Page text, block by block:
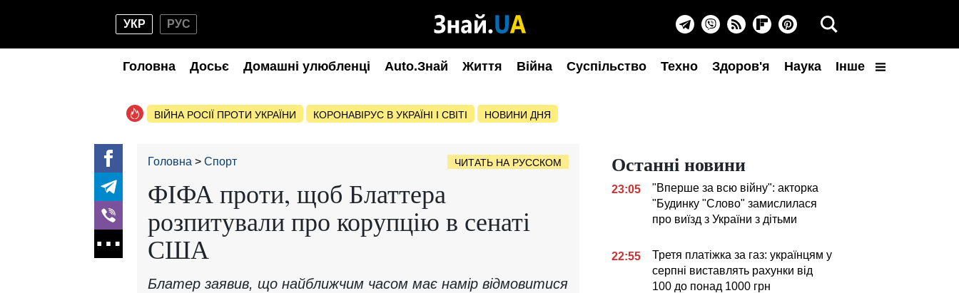
УКР РУС
Головна Досьє Домашні улюбленці Auto.Знай Життя Війна Суспільство Техно Здоров'я Наука Інше
ВІЙНА РОСІЇ ПРОТИ УКРАЇНИ КОРОНАВІРУС В УКРАЇНІ І СВІТІ НОВИНИ ДНЯ
Головна Спорт ЧИТАТЬ НА РУССКОМ
ФІФА проти, щоб Блаттера
розпитували про корупцію в сенаті
США
Блатер заявив, що найближчим часом має намір відмовитися
Останні новини
23:05
"Вперше за всю війну": акторка
"Будинку "Слово" замислилася
про виїзд з України з дітьми
22:55
Третя платіжка за газ: українцям у
серпні виставлять рахунки від
100 до понад 1000 грн